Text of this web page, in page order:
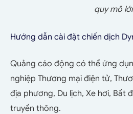
quy mô
Hướng dẫn cài đặt chiến dịch
Quảng cáo động có thể ứng
nghiệp Thương mại điện tử,
địa phương, Du lịch, Xe hơi, Bất
truyền thông.